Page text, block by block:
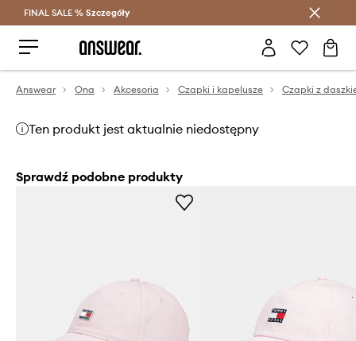
Oszczędzaj z Answear Club >
FINAL SALE % Szczegóły
Answear Ona Akcesoria Czapki i kapelusze Czapki z
Ten produkt jest aktualnie niedostępny
Sprawdź podobne produkty